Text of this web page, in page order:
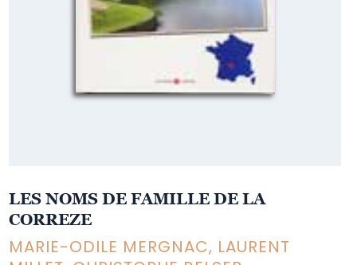
LES NOMS DE FAMILLE DE LA
CORREZE
MARIE-ODILE MERGNAC, LAURENT